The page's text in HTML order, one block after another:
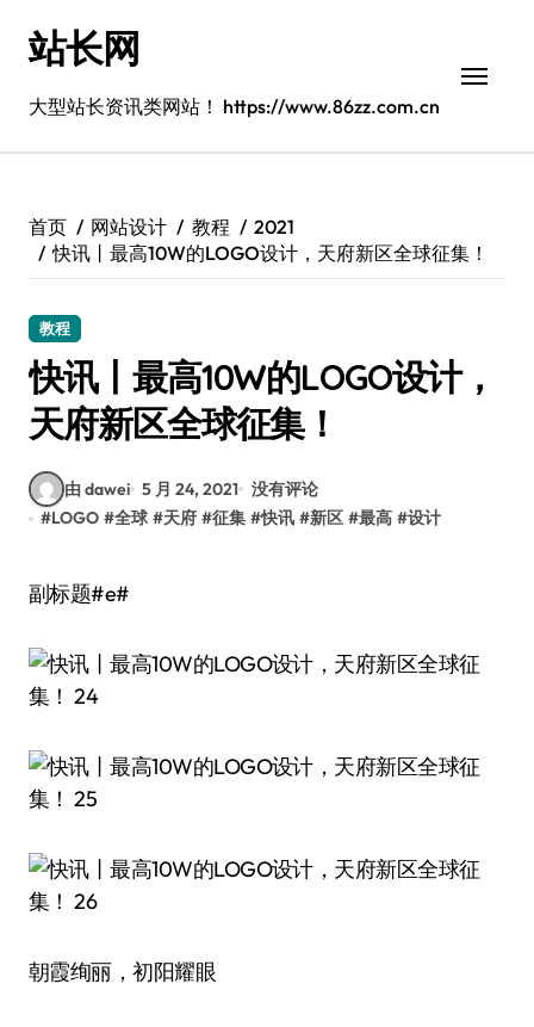
站长网
大型站长资讯类网站！ https://www.86zz.com.cn
首页 网站设计 教程
2021
快讯丨最高10W的LOGO设计，天府新区全球征集！
教程
快讯丨最高10W的LOGO设计，
天府新区全球征集！
由 dawei 5 月 24, 2021 没有评论
#LOGO #全球 #天府 #征集 #快讯 #新区 #最高 #设计
副标题#e#
朝霞绚丽，初阳耀眼